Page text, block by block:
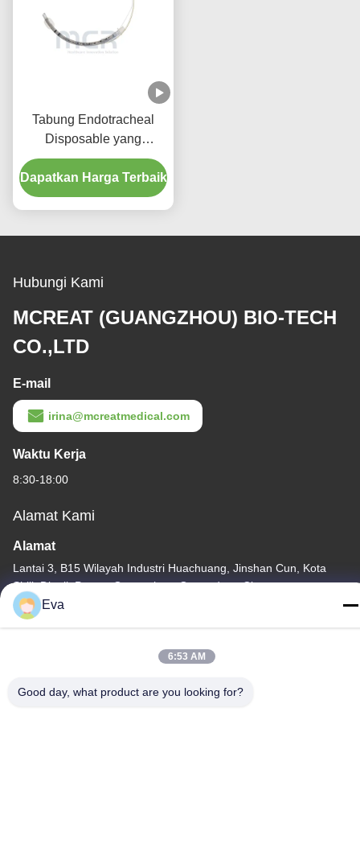
Tabung Endotracheal
Disposable yang
Diperkuat dengan Port
Suction Micro Thin PU
Cuffed
Dapatkan Harga Terbaik
Hubungi Kami
MCREAT (GUANGZHOU) BIO-TECH
CO.,LTD
E-mail
irina@mcreatmedical.com
Waktu Kerja
8:30-18:00
Alamat Kami
Alamat
Lantai 3, B15 Wilayah Industri Huachuang, Jinshan Cun, Kota
Shiji, Distrik Panyu, Guangzhou, Guangdong Cina
Telp
Eva
6:53 AM
Good day, what product are you looking for?